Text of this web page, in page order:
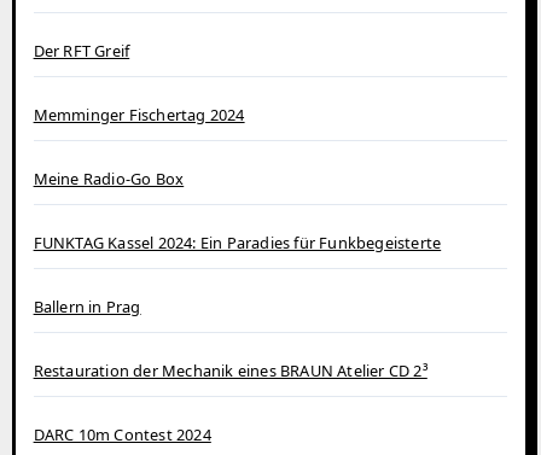
Der RFT Greif
Memminger Fischertag 2024
Meine Radio-Go Box
FUNKTAG Kassel 2024: Ein Paradies für Funkbegeisterte
Ballern in Prag
Restauration der Mechanik eines BRAUN Atelier CD 2³
DARC 10m Contest 2024